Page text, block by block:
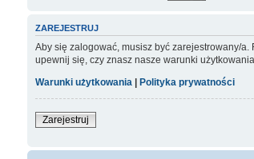
ZAREJESTRUJ
Aby się zalogować, musisz być zarejestrowany/
upewnij się, czy znasz nasze warunki
Warunki użytkowania | Polityka prywatności
Zarejestruj